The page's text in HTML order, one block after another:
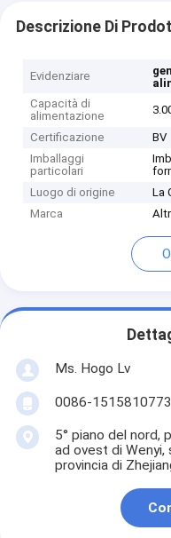
Descrizione Di
Evidenziare
Capacità di
alimentazione
Certificazione
BV
Imballaggi
particolari
Luogo di origine
La
Marca
Ms. Hogo Lv
0086-
5° piano del nord,
ad ovest di Wenyi,
provincia di